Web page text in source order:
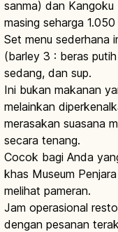
sanma) dan
masing seharga
Set menu sederhana
(barley 3 : beras
sedang, dan sup.
Ini bukan makanan
melainkan
merasakan suasana
secara tenang.
Cocok bagi Anda
khas Museum
melihat pameran.
Jam operasional
dengan pesanan